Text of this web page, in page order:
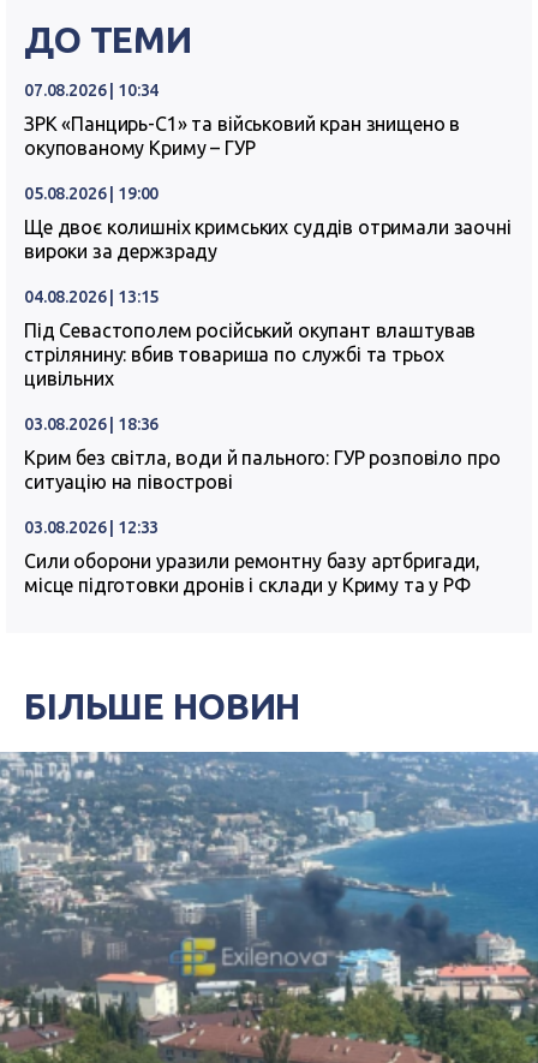
ДО ТЕМИ
07.08.2026 | 10:34
ЗРК «Панцирь-С1» та військовий кран знищено в
окупованому Криму – ГУР
05.08.2026 | 19:00
Ще двоє колишніх кримських суддів отримали заочні
вироки за держзраду
04.08.2026 | 13:15
Під Севастополем російський окупант влаштував
стрілянину: вбив товариша по службі та трьох
цивільних
03.08.2026 | 18:36
Крим без світла, води й пального: ГУР розповіло про
ситуацію на півострові
03.08.2026 | 12:33
Сили оборони уразили ремонтну базу артбригади,
місце підготовки дронів і склади у Криму та у РФ
БІЛЬШЕ НОВИН